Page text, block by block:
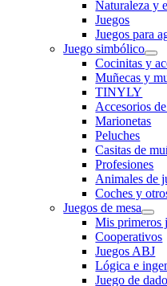
Naturaleza y
Juegos
Juegos para
Juego simbólico
Cocinitas y
Muñecas y
TINYLY
Accesorios
Marionetas
Peluches
Casitas de
Profesiones
Animales de
Coches y
Juegos de mesa
Mis primeros
Cooperativos
Juegos ABJ
Lógica e
Juego de